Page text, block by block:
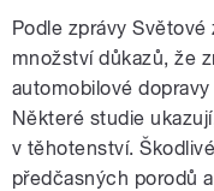
Podle zprávy
množství důkazů, že
automobilové
Některé studie
v těhotenství.
předčasných porodů